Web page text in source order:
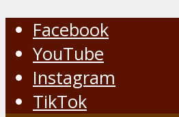
Facebook
YouTube
Instagram
TikTok